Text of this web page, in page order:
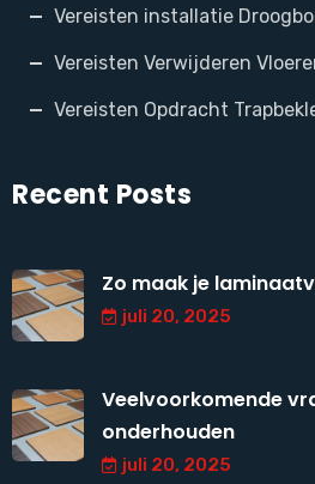
Vereisten installatie
Vereisten Verwijderen
Vereisten Opdracht
Recent Posts
Zo maak je
juli 20, 2025
Veelvoorkomende
onderhouden
juli 20, 2025